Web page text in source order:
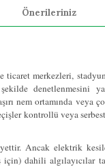
Önerileriniz
ticaret merkezleri,
nem ortamında veya
kontrollü veya
Ancak elektrik
dahili algılayıcılar